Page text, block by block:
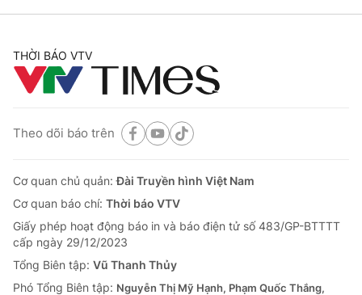
THỜI BÁO VTV
Theo dõi báo trên
Cơ quan chủ quản:Đài Truyền hình Việt Nam
Cơ quan báo chí: Thời báo VTV
Giấy phép hoạt động báo in và báo điện tử số 483/GP-BTTTT
cấp ngày 29/12/2023
Tổng Biên tập: Vũ Thanh Thủy
Phó Tổng Biên tập: Nguyễn Thị Mỹ Hạnh, Phạm Quốc Thắng,